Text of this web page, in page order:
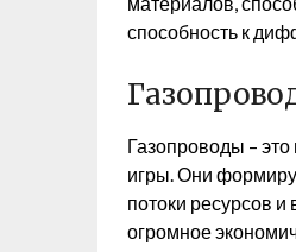
способность к
Газопроводы –
игры. Они
потоки ресурсов
огромное